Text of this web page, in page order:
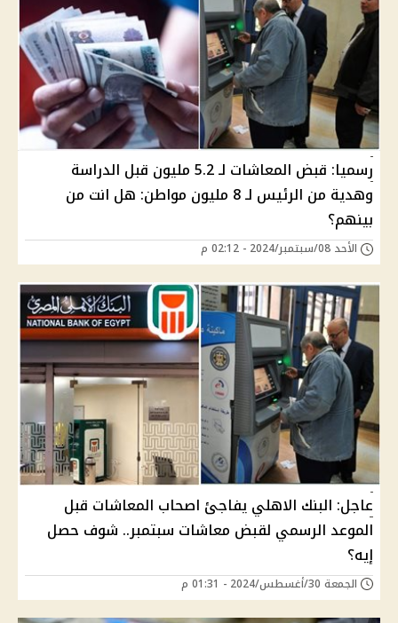
رسميا: قبض المعاشات لـ 5.2 مليون قبل الدراسة
وهدية من الرئيس لـ 8 مليون مواطن: هل انت من
بينهم؟
الأحد 08/سبتمبر/2024 - 02:12 م
عاجل: البنك الاهلي يفاجئ اصحاب المعاشات قبل
الموعد الرسمي لقبض معاشات سبتمبر.. شوف حصل
إيه؟
الجمعة 30/أغسطس/2024 - 01:31 م